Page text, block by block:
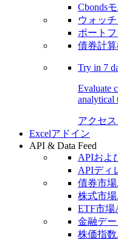
Cbonds
ウォッ
ポート
債券計
Try in 7
Evaluate
analytical
アクセ
Excelアドイン
API & Data Feed
APIおよ
APIディ
債券市
株式市
ETF市場
金融デ
株価指